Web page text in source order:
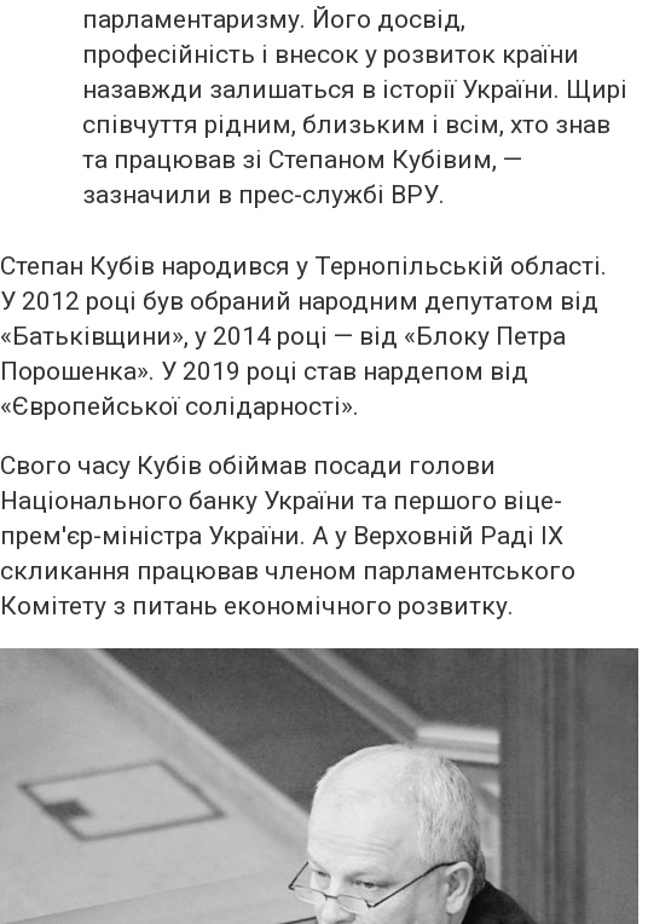
парламентаризму. Його досвід,
професійність і внесок у розвиток країни
назавжди залишаться в історії України. Щирі
співчуття рідним, близьким і всім, хто знав
та працював зі Степаном Кубівим, —
зазначили в прес-службі ВРУ.
Степан Кубів народився у Тернопільській області.
У 2012 році був обраний народним депутатом від
«Батьківщини», у 2014 році — від «Блоку Петра
Порошенка». У 2019 році став нардепом від
«Європейської солідарності».
Свого часу Кубів обіймав посади голови
Національного банку України та першого віце-
прем'єр-міністра України. А у Верховній Раді IX
скликання працював членом парламентського
Комітету з питань економічного розвитку.